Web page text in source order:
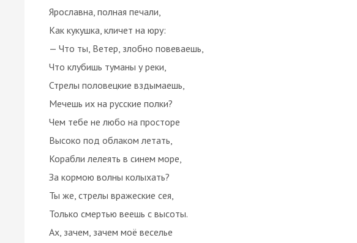
Ярославна, полная печали,
Как кукушка, кличет на юру:
— Что ты, Ветер, злобно повеваешь,
Что клубишь туманы у реки,
Стрелы половецкие вздымаешь,
Мечешь их на русские полки?
Чем тебе не любо на просторе
Высоко под облаком летать,
Корабли лелеять в синем море,
За кормою волны колыхать?
Ты же, стрелы вражеские сея,
Только смертью веешь с высоты.
Ах, зачем, зачем моё веселье